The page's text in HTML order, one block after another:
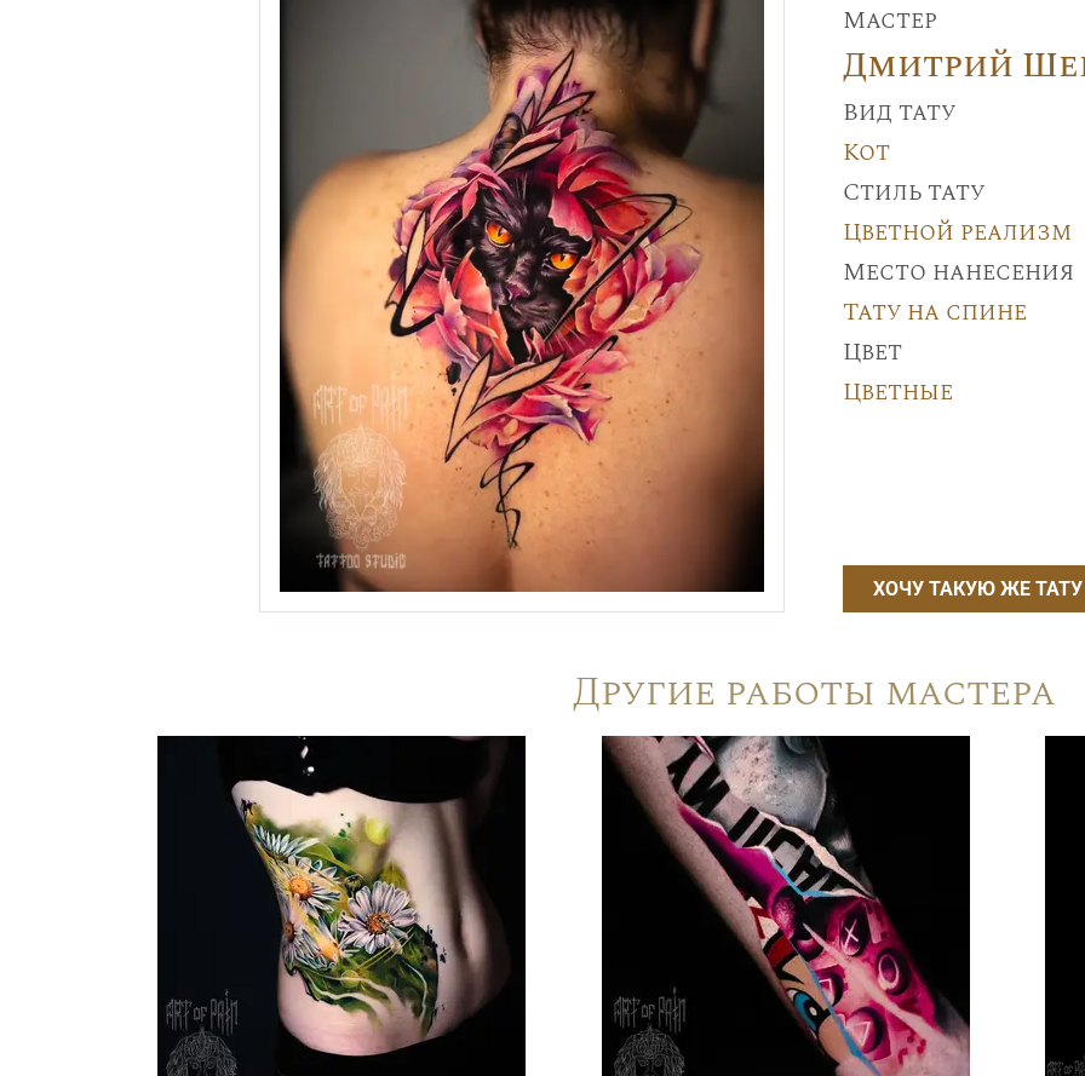
Мастер
Дмитрий
Вид тату
Кот
Стиль тату
Цветной реализм
Место нанесения
Тату на спине
Цвет
Цветные
ХОЧУ ТАКУЮ ЖЕ ТАТУ
Другие работы мастера